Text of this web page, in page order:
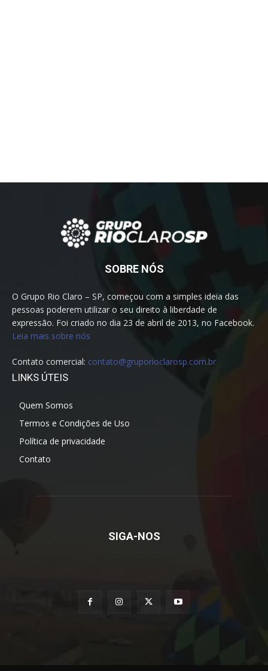
SOBRE NÓS
O Grupo Rio Claro – SP, começou com a simples ideia das
pessoas poderem utilizar o seu direito à liberdade de
expressão. Foi criado no dia 23 de abril de 2013, no Facebook.
Leia mais sobre nós
Contato comercial: contato@gruporioclarosp.com.br
LINKS ÚTEIS
Quem Somos
Termos e Condições de Uso
Política de privacidade
Contato
SIGA-NOS